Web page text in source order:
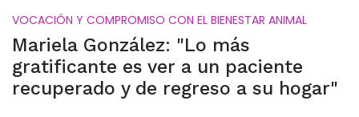
VOCACIÓN Y COMPROMISO CON EL BIENESTAR ANIMAL
Mariela González: "Lo más
gratificante es ver a un paciente
recuperado y de regreso a su hogar"